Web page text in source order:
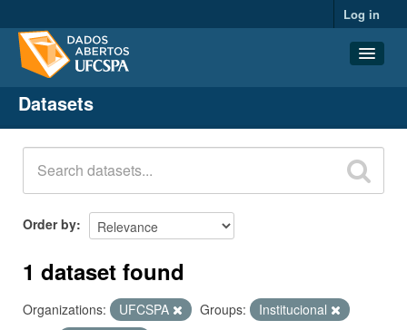
Log in
Datasets
Organizations
Groups
About
Datasets
Order by
1 dataset found
Organizations: UFCSPA Groups:
Institucional